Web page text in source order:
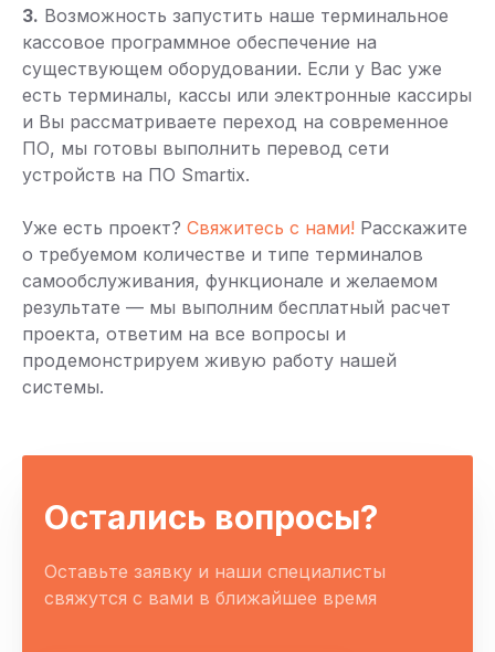
3. Возможность запустить наше терминальное
кассовое программное обеспечение на
существующем оборудовании. Если у Вас уже
есть терминалы, кассы или электронные кассиры
и Вы рассматриваете переход на современное
ПО, мы готовы выполнить перевод сети
устройств на ПО Smartix.
Уже есть проект? Свяжитесь с нами! Расскажите
о требуемом количестве и типе терминалов
самообслуживания, функционале и желаемом
результате — мы выполним бесплатный расчет
проекта, ответим на все вопросы и
продемонстрируем живую работу нашей
системы.
Остались вопросы?
Оставьте заявку и наши специалисты
свяжутся с вами в ближайшее время